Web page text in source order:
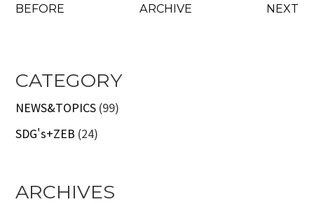
BEFORE ARCHIVE NEXT
CATEGORY
NEWS&TOPICS (99)
SDG's+ZEB (24)
ARCHIVES